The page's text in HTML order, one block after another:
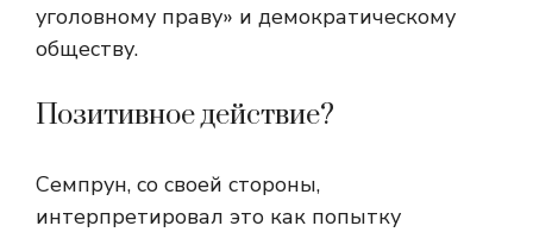
уголовному праву» и демократическому
обществу.
Позитивное действие?
Семпрун, со своей стороны,
интерпретировал это как попытку